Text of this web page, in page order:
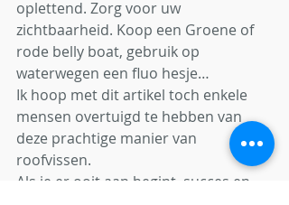
oplettend. Zorg voor uw
zichtbaarheid. Koop een Groene of
rode belly boat, gebruik op
waterwegen een fluo hesje…
Ik hoop met dit artikel toch enkele
mensen overtuigd te hebben van
deze prachtige manier van
roofvissen.
Als je er ooit aan begint, succes en